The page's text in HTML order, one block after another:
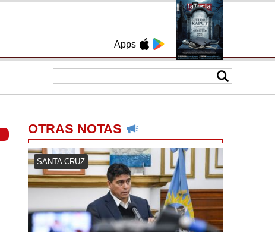
Apps
OTRAS NOTAS
SANTA CRUZ